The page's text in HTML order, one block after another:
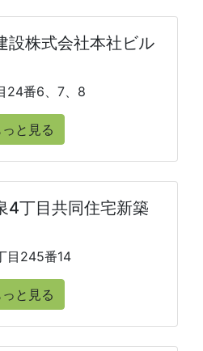
設株式会社本社ビル
24番6、7、8
っと見る
4丁目共同住宅新築
目245番14
っと見る